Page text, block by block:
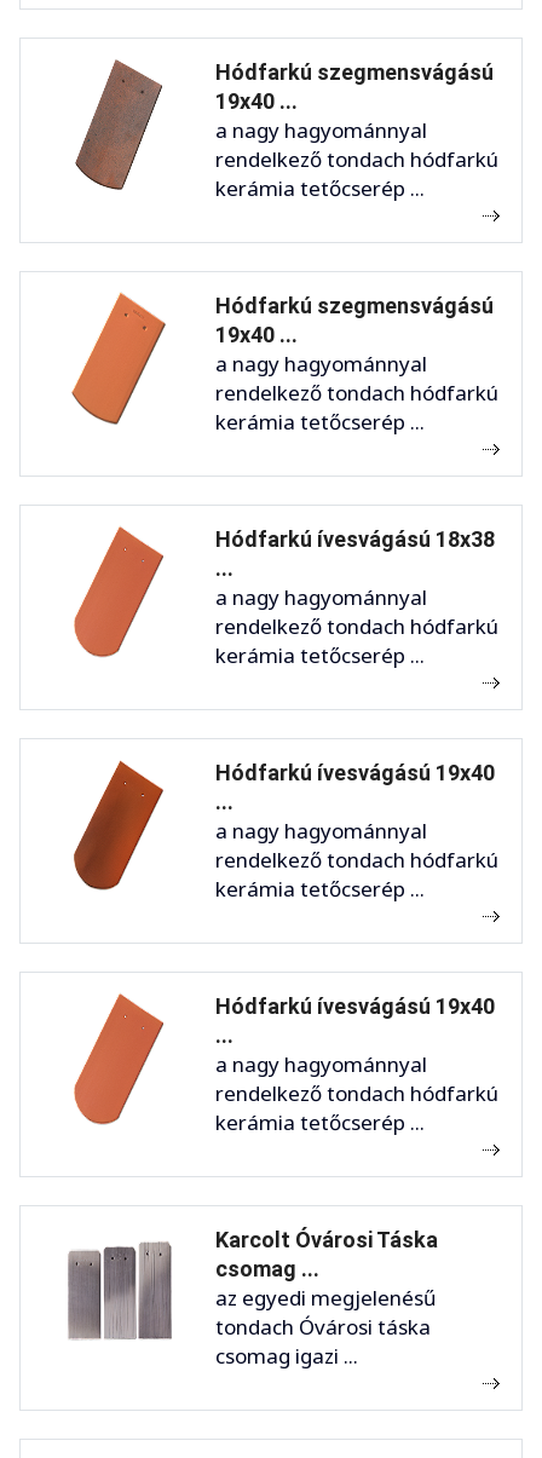
Hódfarkú szegmensvágású
19x40 ...
a nagy hagyománnyal
rendelkező tondach hódfarkú
kerámia tetőcserép ...
Hódfarkú szegmensvágású
19x40 ...
a nagy hagyománnyal
rendelkező tondach hódfarkú
kerámia tetőcserép ...
Hódfarkú ívesvágású 18x38
...
a nagy hagyománnyal
rendelkező tondach hódfarkú
kerámia tetőcserép ...
Hódfarkú ívesvágású 19x40
...
a nagy hagyománnyal
rendelkező tondach hódfarkú
kerámia tetőcserép ...
Hódfarkú ívesvágású 19x40
...
a nagy hagyománnyal
rendelkező tondach hódfarkú
kerámia tetőcserép ...
Karcolt Óvárosi Táska
csomag ...
az egyedi megjelenésű
tondach Óvárosi táska
csomag igazi ...